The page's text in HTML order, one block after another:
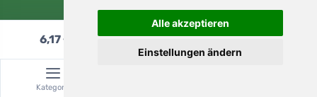
Alle akzeptieren
Einstellungen ändern
6,17€ In den Warenkorb
Kategorie